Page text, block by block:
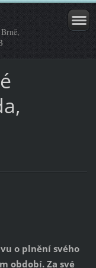
o plnění svého
období. Za své